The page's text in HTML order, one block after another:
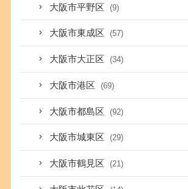
大阪市平野区 (9)
大阪市東成区 (57)
大阪市大正区 (34)
大阪市港区 (69)
大阪市都島区 (92)
大阪市城東区 (29)
大阪市鶴見区 (21)